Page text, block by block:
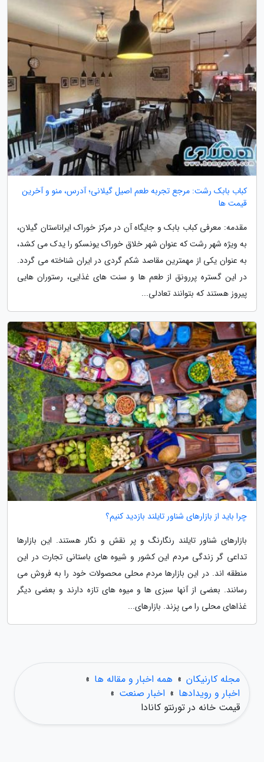
کباب بابک رشت: مرجع تجربه طعم اصیل گیلانی؛ آدرس، منو و آخرین
قیمت ها
مقدمه: معرفی کباب بابک و جایگاه آن در مرکز خوراک ایراناستان گیلان،
به ویژه شهر رشت که عنوان شهر خلاق خوراک یونسکو را یدک می کشد،
به عنوان یکی از مهمترین مقاصد شکم گردی در ایران شناخته می گردد.
در این گستره پررونق از طعم ها و سنت های غذایی، رستوران هایی
پیروز هستند که بتوانند تعادلی...
چرا باید از بازارهای شناور تایلند بازدید کنیم؟
بازارهای شناور تایلند رنگارنگ و پر نقش و نگار هستند. این بازارها
تداعی گر زندگی مردم این کشور و شیوه های باستانی تجارت در این
منطقه اند. در این بازارها مردم محلی محصولات خود را به فروش می
رسانند. بعضی از آنها سبزی ها و میوه های تازه دارند و بعضی دیگر
غذاهای محلی را می پزند. بازارهای...
مجله کارنیکان » همه اخبار و مقاله ها »
اخبار و رویدادها » اخبار صنعت »
قیمت خانه در تورنتو کانادا